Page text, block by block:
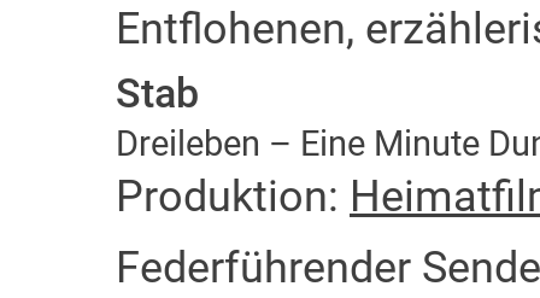
Entflohenen,
Stab
Dreileben – Eine Minute
Produktion:
Federführender